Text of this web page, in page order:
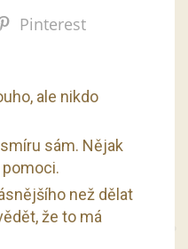
Pinterest
ale nikdo
sám. Nějak
než dělat
že to má